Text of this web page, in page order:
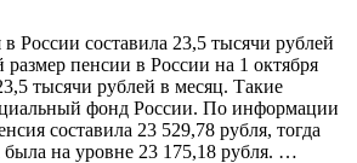
России составила 23,5 тысячи рублей
пенсии в России на 1 октября
тысячи рублей в месяц. Такие
фонд России. По информации
составила 23 529,78 рубля, тогда
была на уровне 23 175,18 рубля. …